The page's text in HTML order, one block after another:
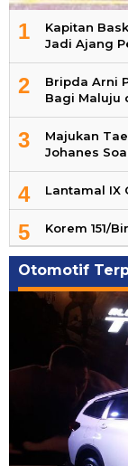
1
Kapitan
Jadi Ajang
2
Bripda Arni
Bagi Maluju
3
Majukan
Johanes
4 Lantamal IX
5 Korem 151/
Otomotif